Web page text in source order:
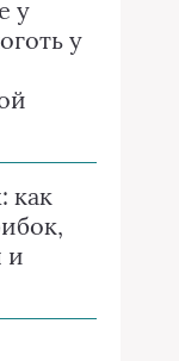
у
у
как
и